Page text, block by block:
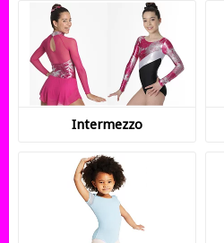
Intermezzo